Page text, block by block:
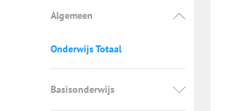
Algemeen
Onderwijs Totaal
Basisonderwijs